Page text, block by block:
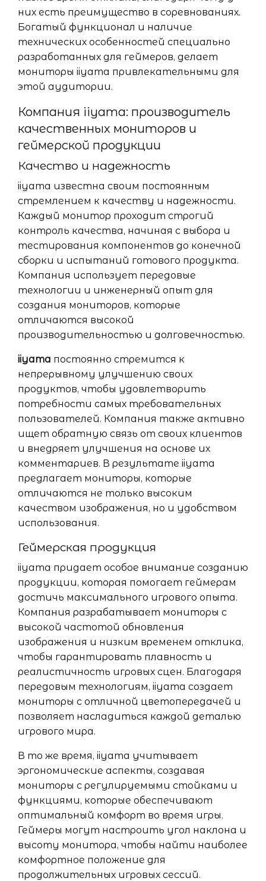
них есть преимущество в соревнованиях.
Богатый функционал и наличие
технических особенностей специально
разработанных для геймеров, делает
мониторы iiyama привлекательными для
этой аудитории.
Компания iiyama: производитель
качественных мониторов и
геймерской продукции
Качество и надежность
iiyama известна своим постоянным
стремлением к качеству и надежности.
Каждый монитор проходит строгий
контроль качества, начиная с выбора и
тестирования компонентов до конечной
сборки и испытаний готового продукта.
Компания использует передовые
технологии и инженерный опыт для
создания мониторов, которые
отличаются высокой
производительностью и долговечностью.
iiyama постоянно стремится к
непрерывному улучшению своих
продуктов, чтобы удовлетворить
потребности самых требовательных
пользователей. Компания также активно
ищет обратную связь от своих клиентов
и внедряет улучшения на основе их
комментариев. В результате iiyama
предлагает мониторы, которые
отличаются не только высоким
качеством изображения, но и удобством
использования.
Геймерская продукция
iiyama придает особое внимание созданию
продукции, которая помогает геймерам
достичь максимального игрового опыта.
Компания разрабатывает мониторы с
высокой частотой обновления
изображения и низким временем отклика,
чтобы гарантировать плавность и
реалистичность игровых сцен. Благодаря
передовым технологиям, iiyama создает
мониторы с отличной цветопередачей и
позволяет насладиться каждой деталью
игрового мира.
В то же время, iiyama учитывает
эргономические аспекты, создавая
мониторы с регулируемыми стойками и
функциями, которые обеспечивают
оптимальный комфорт во время игры.
Геймеры могут настроить угол наклона и
высоту монитора, чтобы найти наиболее
комфортное положение для
продолжительных игровых сессий.